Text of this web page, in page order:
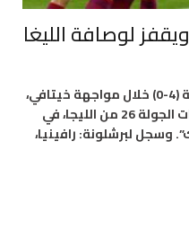
لوصافة الليغا
حقق برشلونة انتصارا عريضا بنتيجة (4-0) خلال مواجهة خيتافي،
مساء اليوم السبت، ضمن منافسات الجولة 26 من الليجا، في
وسجل لبرشلونة: رافينيا،